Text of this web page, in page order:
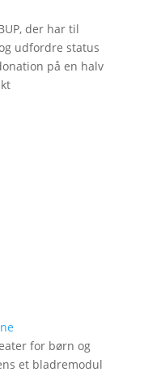
der har til
udfordre status
på en halv
for børn og
et bladremodul